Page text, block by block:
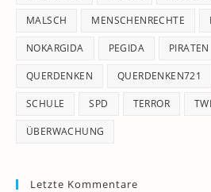
MALSCH MENSCHENRECHTE
NOKARGIDA PEGIDA PIRATEN
QUERDENKEN QUERDENKEN721
SCHULE SPD TERROR
ÜBERWACHUNG
Letzte Kommentare